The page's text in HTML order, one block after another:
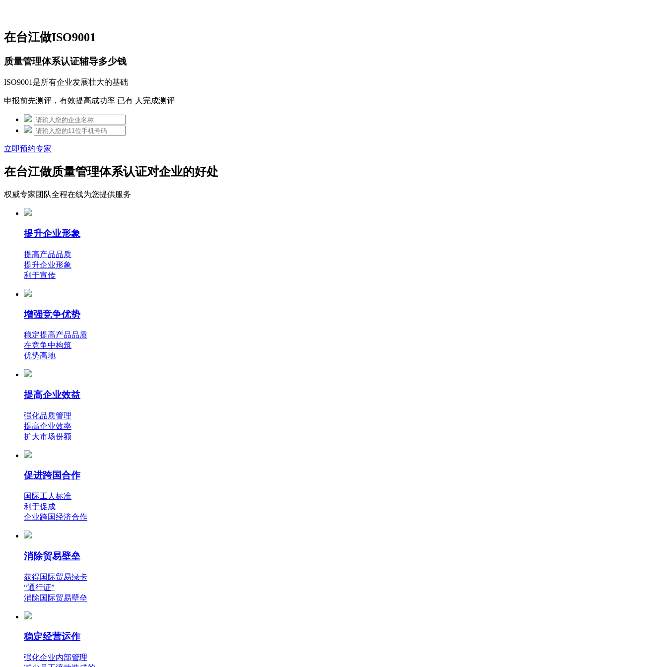
在台江做ISO9001
质量管理体系认证辅导多少钱
ISO9001是所有企业发展壮大的基础
申报前先测评，有效提高成功率 已有 人完成测评
立即预约专家
在台江做质量管理体系认证对企业的好处
权威专家团队全程在线为您提供服务
提升企业形象
提高产品品质
提升企业形象
利于宣传
增强竞争优势
稳定提高产品品质
在竞争中构筑
优势高地
提高企业效益
强化品质管理
提高企业效率
扩大市场份额
促进跨国合作
国际工人标准
利于促成
企业跨国经济合作
消除贸易壁垒
获得国际贸易绿卡
“通行证”
消除国际贸易壁垒
稳定经营运作
强化企业内部管理